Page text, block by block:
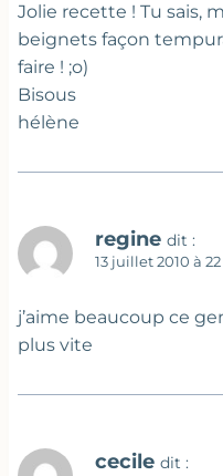
Jolie recette ! Tu sais,
beignets façon
faire ! ;o)
Bisous
hélène
regine dit :
13 juillet 2010 à
j’aime beaucoup ce
plus vite
cecile dit :